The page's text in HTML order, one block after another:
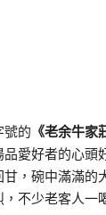
號的 《老余牛家
愛好者的心頭
，碗中滿滿的
不少老客人一